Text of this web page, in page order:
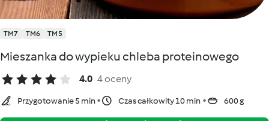
TM7 TM6 TM5
Mieszanka do wypieku chleba proteinowego
4.0 4 oceny
Przygotowanie 5 min Czas całkowity 10 min 600 g